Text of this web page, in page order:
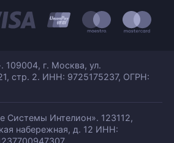
109004, г. Москва, ул.
стр. 2. ИНН: 9725175237, ОГРН:
Системы Интелион». 123112,
набережная, д. 12 ИНН: